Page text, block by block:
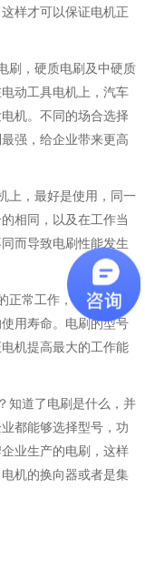
样才可以保证电机正
刷，硬质电刷及中硬质
动工具电机上，汽车
机。不同的场合选择
强，给企业带来更高
上，最好是使用，同一
相同，以及在工作当
而导致电刷性能发生
正常工作，平时应该多
用寿命。电刷的型号
机提高最大的工作能
知道了电刷是什么，并
都能够选择型号，功
业生产的电刷，这样
机的换向器或者是集